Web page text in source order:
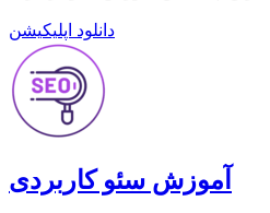
دانلود اپلیکیشن
آموزش سئو کاربردی